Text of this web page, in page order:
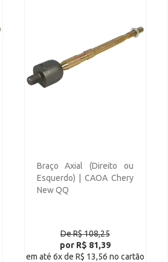
Braço Axial (Direito ou
Esquerdo) | CAOA Chery
New QQ
De R$ 108,25
por R$ 81,39
em até 6x de R$ 13,56 no cartão